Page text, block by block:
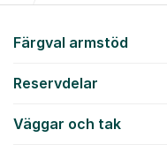
Alla inlägg
Färgval armstöd
Reservdelar
Väggar och tak